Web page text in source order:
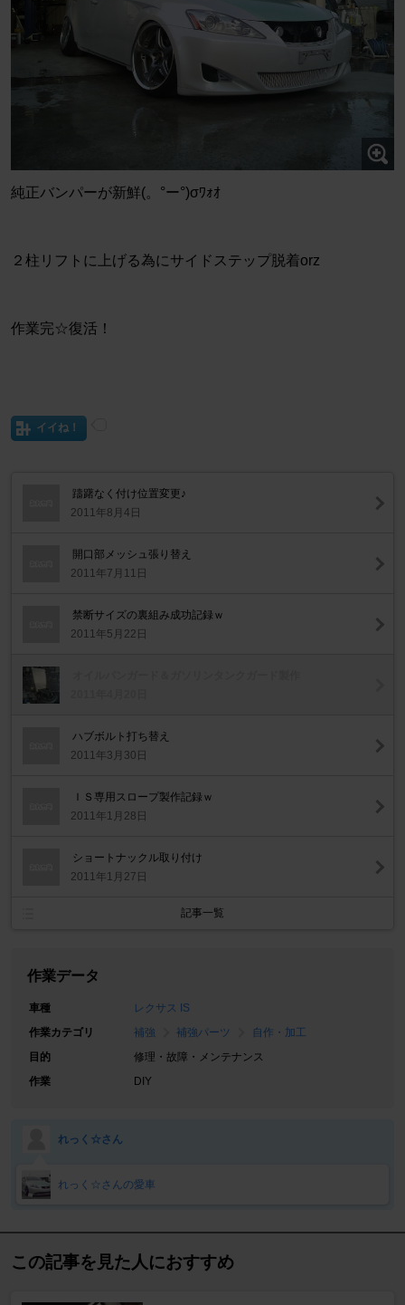
純正バンパーが新鮮(。°ー°)σﾜｫｵ
２柱リフトに上げる為にサイドステップ脱着orz
作業完☆復活！
イイね！
躊躇なく付け位置変更♪
2011年8月4日
開口部メッシュ張り替え
2011年7月11日
禁断サイズの裏組み成功記録ｗ
2011年5月22日
ハブボルト打ち替え
2011年3月30日
ＩＳ専用スロープ製作記録ｗ
2011年1月28日
ショートナックル取り付け
2011年1月27日
記事一覧
作業データ
車種
レクサス IS
作業カテゴリ
補強 補強パーツ
自作・加工
目的
修理・故障・メンテナンス
作業
DIY
れっく☆さん
れっく☆さんの愛車
この記事を見た人におすすめ